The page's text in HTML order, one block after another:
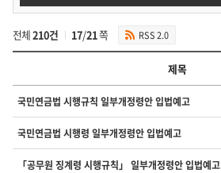
색
전체210건 17/21쪽 RSS 2.0
법
예
고
1
제목
국민연금법 시행규칙 일부개정령안 입법예고
국민연금법 시행령 일부개정령안 입법예고
「공무원 징계령 시행규칙」 일부개정령안 입법예고